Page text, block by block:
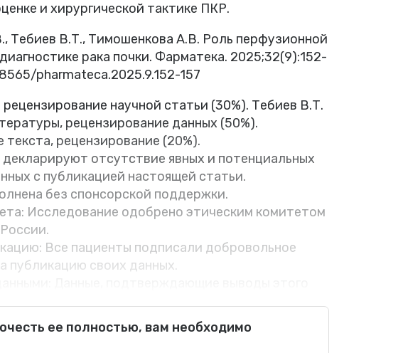
и хирургической тактике ПКР.
Тебиев В.Т., Тимошенкова А.В. Роль перфузионной
рака почки. Фарматека. 2025;32(9):152-
pharmateca.2025.9.152-157
научной статьи (30%). Тебиев В.Т.
рецензирование данных (50%).
рецензирование (20%).
отсутствие явных и потенциальных
с публикацией настоящей статьи.
без спонсорской поддержки.
Исследование одобрено этическим комитетом
Все пациенты подписали добровольное
публикацию своих данных.
ее полностью, вам необходимо